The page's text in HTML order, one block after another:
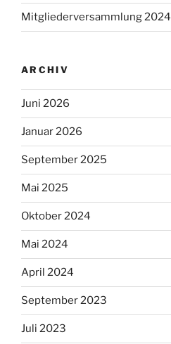
Mitgliederversammlung 2024
ARCHIV
Juni 2026
Januar 2026
September 2025
Mai 2025
Oktober 2024
Mai 2024
April 2024
September 2023
Juli 2023